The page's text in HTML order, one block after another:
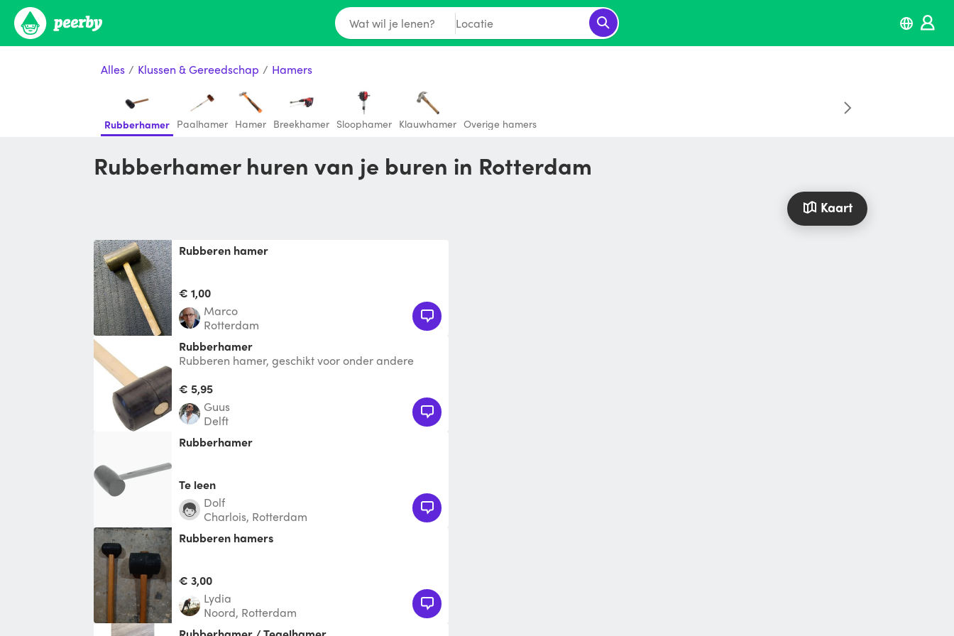
Wat wil je lenen? Locatie
Alles / Klussen & Gereedschap / Hamers
Rubberhamer Paalhamer Hamer Breekhamer Sloophamer Klauwhamer Overige hamers
Rubberhamer huren van je buren in Rotterdam
Kaart
Rubberen hamer
€ 1,00
Marco
Rotterdam
Rubberhamer
Rubberen hamer, geschikt voor onder andere
€ 5,95
Guus
Delft
Rubberhamer
Te leen
Dolf
Charlois, Rotterdam
rubberen hamers
€ 3,00
Lydia
Noord, Rotterdam